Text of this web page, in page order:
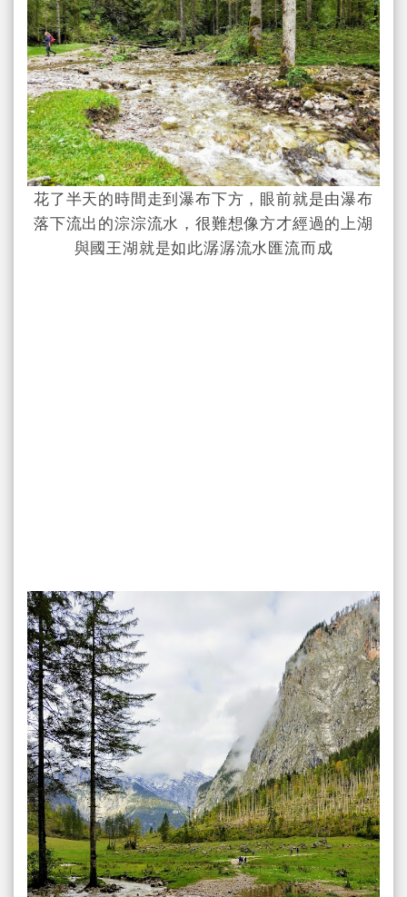
花了半天的時間走到瀑布下方，眼前就是由瀑布
落下流出的淙淙流水，很難想像方才經過的上湖
與國王湖就是如此潺潺流水匯流而成